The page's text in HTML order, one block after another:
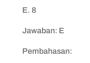
E. 8
Jawaban: E
Pembahasan: